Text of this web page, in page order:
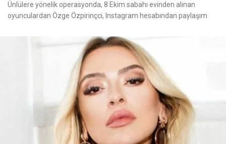
Ünlülere yönelik operasyonda, 8 Ekim sabahı evinden alınan
oyunculardan Özge Özpirinçci, Instagram hesabından paylaşım